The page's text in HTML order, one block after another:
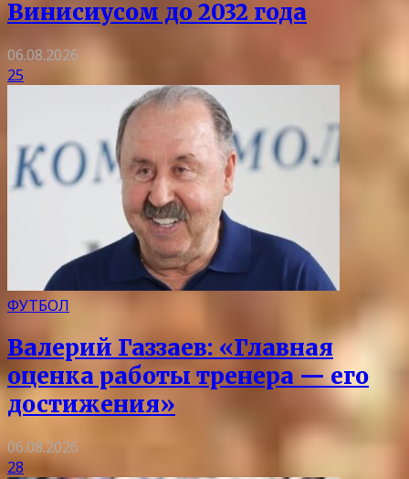
Винисиусом до 2032 года
06.08.2026
25
ФУТБОЛ
Валерий Газзаев: «Главная
оценка работы тренера — его
достижения»
06.08.2026
28